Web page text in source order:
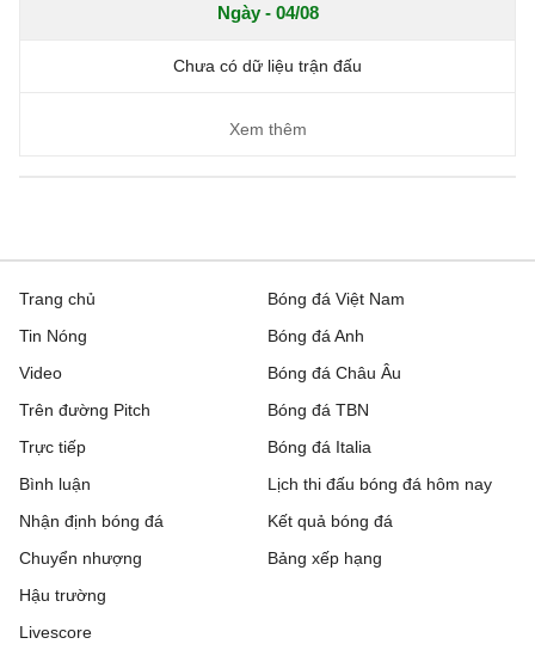
Ngày - 04/08
Chưa có dữ liệu trận đấu
Xem thêm
Trang chủ
Tin Nóng
Video
Trên đường Pitch
Trực tiếp
Bóng đá Việt Nam
Bóng đá Anh
Bóng đá Châu Âu
Bóng đá TBN
Bóng đá Italia
Bình luận
Nhận định bóng đá
Chuyển nhượng
Hậu trường
Livescore
Lịch thi đấu bóng đá hôm nay
Kết quả bóng đá
Bảng xếp hạng